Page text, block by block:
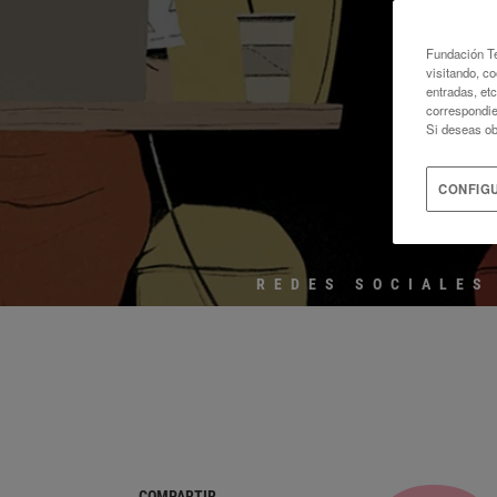
REDES SOCIALES
Fundación
visitando,
entradas,
Si deseas